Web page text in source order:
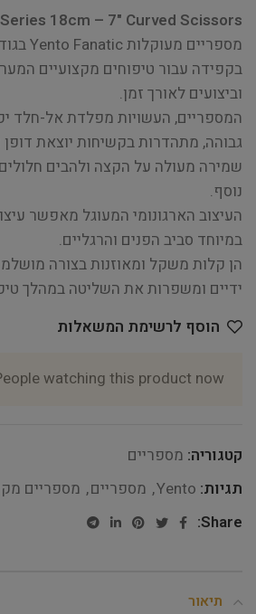
18cm – 7" Curved Scissors
בקפידה עבור טיפוחים מקצועיים
וביצועים לאורך זמן.
שמירה מעולה על הקצה ולהבים
נוסף.
העיצוב הארגונומי המעוגל מאפשר
במיוחד סביב הפנים והרגליים.
הן קלות משקל ומאוזנות בצורה
ידיים ומשפרות את השליטה במהלך
הוסף לרשימת המשאלות
watching this product now!
קטגוריה: מספריים
תגיות: Yento
, מספריים, מספריים
Share:
תיאור